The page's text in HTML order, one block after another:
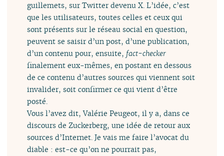
guillemets, sur Twitter devenu X. L’idée, c’est
que les utilisateurs, toutes celles et ceux qui
sont présents sur le réseau social en question,
peuvent se saisir d’un post, d’une publication,
d’un contenu pour, ensuite, fact-checker
finalement eux-mêmes, en postant en dessous
de ce contenu d’autres sources qui viennent soit
invalider, soit confirmer ce qui vient d’être
posté.
Vous l’avez dit, Valérie Peugeot, il y a, dans ce
discours de Zuckerberg, une idée de retour aux
sources d’Internet. Je vais me faire l’avocat du
diable : est-ce qu’on ne pourrait pas,